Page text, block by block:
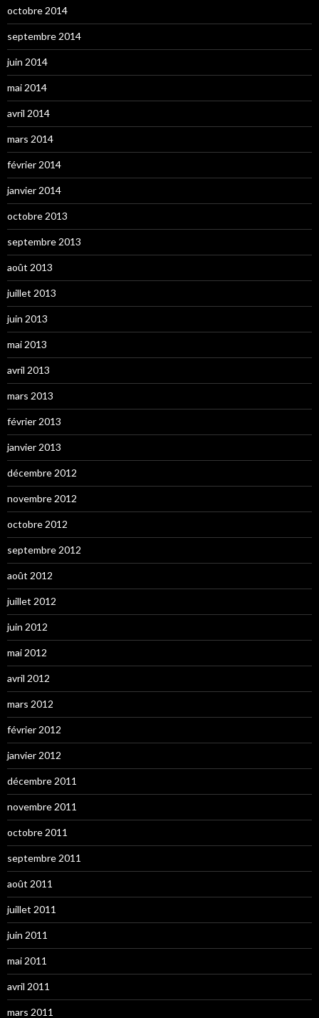
octobre 2014
septembre 2014
juin 2014
mai 2014
avril 2014
mars 2014
février 2014
janvier 2014
octobre 2013
septembre 2013
août 2013
juillet 2013
juin 2013
mai 2013
avril 2013
mars 2013
février 2013
janvier 2013
décembre 2012
novembre 2012
octobre 2012
septembre 2012
août 2012
juillet 2012
juin 2012
mai 2012
avril 2012
mars 2012
février 2012
janvier 2012
décembre 2011
novembre 2011
octobre 2011
septembre 2011
août 2011
juillet 2011
juin 2011
mai 2011
avril 2011
mars 2011